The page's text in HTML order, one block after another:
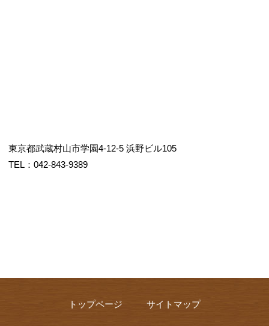
東京都武蔵村山市学園4-12-5 浜野ビル105
TEL：042-843-9389
トップページ サイトマップ